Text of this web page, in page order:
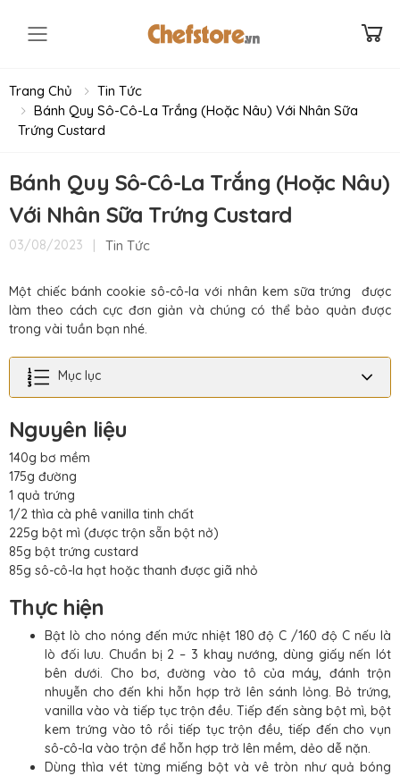
Toggle mobile menu
Trang Chủ
Tin Tức
Bánh Quy Sô-Cô-La Trắng (Hoặc Nâu) Với Nhân Sữa
Trứng Custard
Bánh Quy Sô-Cô-La Trắng (Hoặc Nâu)
Với Nhân Sữa Trứng Custard
03/08/2023 | Tin Tức
Một chiếc bánh cookie sô-cô-la với nhân kem sữa trứng được
làm theo cách cực đơn giản và chúng có thể bảo quản được
trong vài tuần bạn nhé.
Mục lục
Nguyên liệu
140g bơ mềm
175g đường
1 quả trứng
1/2 thìa cà phê vanilla tinh chất
225g bột mì (được trộn sẵn bột nở)
85g bột trứng custard
85g sô-cô-la hạt hoặc thanh được giã nhỏ
Thực hiện
Bật lò cho nóng đến mức nhiệt 180 độ C /160 độ C nếu là
lò đối lưu. Chuẩn bị 2 – 3 khay nướng, dùng giấy nến lót
bên dưới. Cho bơ, đường vào tô của máy, đánh trộn
nhuyễn cho đến khi hỗn hợp trở lên sánh lỏng. Bỏ trứng,
vanilla vào và tiếp tục trộn đều. Tiếp đến sàng bột mì, bột
kem trứng vào tô rồi tiếp tục trộn đều, tiếp đến cho vụn
sô-cô-la vào trộn để hỗn hợp trở lên mềm, dẻo dễ nặn.
Dùng thìa vét từng miếng bột và vê tròn như quả bóng